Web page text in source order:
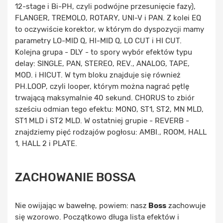
12-stage i Bi-PH, czyli podwójne przesunięcie fazy),
FLANGER, TREMOLO, ROTARY, UNI-V i PAN. Z kolei EQ
to oczywiście korektor, w którym do dyspozycji mamy
parametry LO-MID Q, HI-MID Q, LO CUT i HI CUT.
Kolejna grupa - DLY - to spory wybór efektów typu
delay: SINGLE, PAN, STEREO, REV., ANALOG, TAPE,
MOD. i HICUT. W tym bloku znajduje się również
PH.LOOP, czyli looper, którym można nagrać pętlę
trwającą maksymalnie 40 sekund. CHORUS to zbiór
sześciu odmian tego efektu: MONO, ST1, ST2, MN MLD,
ST1 MLD i ST2 MLD. W ostatniej grupie - REVERB -
znajdziemy pięć rodzajów pogłosu: AMBI., ROOM, HALL
1, HALL 2 i PLATE.
ZACHOWANIE BOSSA
Nie owijając w bawełnę, powiem: nasz Boss zachowuje
się wzorowo. Początkowo długa lista efektów i